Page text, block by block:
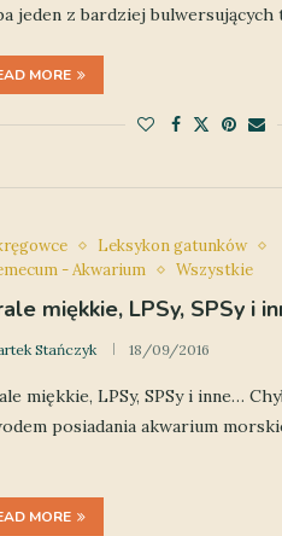
jeden z bardziej bulwersujących
MORE
Leksykon gatunków
- Akwarium
Wszystkie
miękkie, LPSy, SPSy i
Stańczyk 18/09/2016
miękkie, LPSy, SPSy i inne…
posiadania akwarium
MORE